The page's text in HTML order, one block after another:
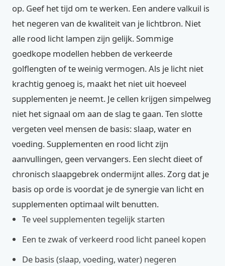
op. Geef het tijd om te werken. Een andere valkuil is
het negeren van de kwaliteit van je lichtbron. Niet
alle rood licht lampen zijn gelijk. Sommige
goedkope modellen hebben de verkeerde
golflengten of te weinig vermogen. Als je licht niet
krachtig genoeg is, maakt het niet uit hoeveel
supplementen je neemt. Je cellen krijgen simpelweg
niet het signaal om aan de slag te gaan. Ten slotte
vergeten veel mensen de basis: slaap, water en
voeding. Supplementen en rood licht zijn
aanvullingen, geen vervangers. Een slecht dieet of
chronisch slaapgebrek ondermijnt alles. Zorg dat je
basis op orde is voordat je de synergie van licht en
supplementen optimaal wilt benutten.
Te veel supplementen tegelijk starten
Een te zwak of verkeerd rood licht paneel kopen
De basis (slaap, voeding, water) negeren